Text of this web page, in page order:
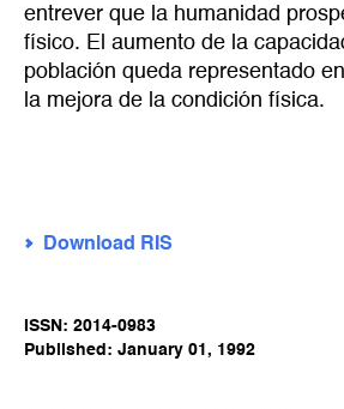
entrever que la humanidad
físico. El aumento de la
población queda representado
la mejora de la condición física.
Download RIS
ISSN: 2014-0983
Published: January 01, 1992